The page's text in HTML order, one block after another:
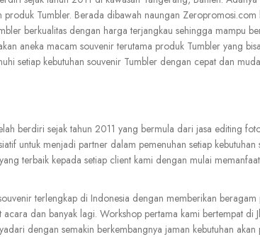
Tumbler. Berada dibawah naungan
berkualitas dengan harga terjangkau sehingga mampu
aneka macam souvenir terutama produk Tumbler yang
setiap kebutuhan souvenir Tumbler dengan cepat dan
berdiri sejak tahun 2011 yang bermula dari jasa editing
untuk menjadi partner dalam pemenuhan setiap
terbaik kepada setiap client kami dengan mulai
terlengkap di Indonesia dengan memberikan
dan banyak lagi. Workshop pertama kami bertempat
dengan semakin berkembangnya jaman kebutuhan